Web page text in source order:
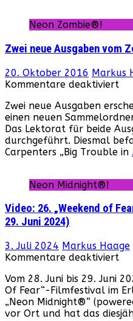
Neon Zombie®!
Zwei neue Ausgaben vom
20. Oktober 2016 Markus
Kommentare deaktiviert
Zwei neue Ausgaben
einen neuen
Das Lektorat für beide
durchgeführt. Diesmal
Carpenters „Big Trouble in
Neon Midnight®!
Video: 26. „Weekend of
29. Juni 2024)
3. Juli 2024 Markus Haage
Kommentare deaktiviertfür
26.
of
Vom 28. Juni bis 29. Juni
Of Fear“-Filmfestival im
„Neon Midnight®“
vor Ort und hat das